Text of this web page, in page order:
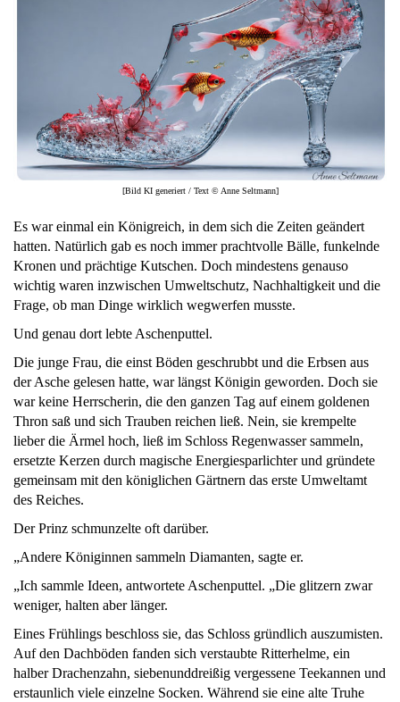
[Bild KI generiert / Text © Anne Seltmann]
Es war einmal ein Königreich, in dem sich die Zeiten geändert
hatten. Natürlich gab es noch immer prachtvolle Bälle, funkelnde
Kronen und prächtige Kutschen. Doch mindestens genauso
wichtig waren inzwischen Umweltschutz, Nachhaltigkeit und die
Frage, ob man Dinge wirklich wegwerfen musste.
Und genau dort lebte Aschenputtel.
Die junge Frau, die einst Böden geschrubbt und die Erbsen aus
der Asche gelesen hatte, war längst Königin geworden. Doch sie
war keine Herrscherin, die den ganzen Tag auf einem goldenen
Thron saß und sich Trauben reichen ließ. Nein, sie krempelte
lieber die Ärmel hoch, ließ im Schloss Regenwasser sammeln,
ersetzte Kerzen durch magische Energiesparlichter und gründete
gemeinsam mit den königlichen Gärtnern das erste Umweltamt
des Reiches.
Der Prinz schmunzelte oft darüber.
„Andere Königinnen sammeln Diamanten, sagte er.
„Ich sammle Ideen, antwortete Aschenputtel. „Die glitzern zwar
weniger, halten aber länger.
Eines Frühlings beschloss sie, das Schloss gründlich auszumisten.
Auf den Dachböden fanden sich verstaubte Ritterhelme, ein
halber Drachenzahn, siebenunddreißig vergessene Teekannen und
erstaunlich viele einzelne Socken. Während sie eine alte Truhe